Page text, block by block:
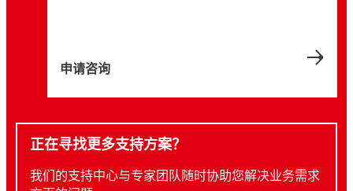
申请咨询
正在寻找更多支持方案？
我们的支持中心与专家团队随时协助您解决业务需求